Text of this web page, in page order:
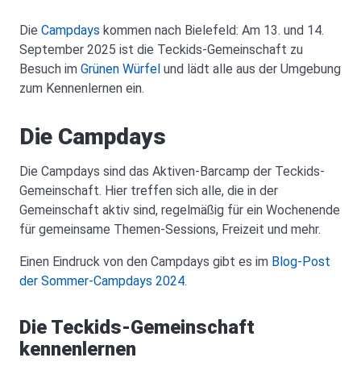
Die Campdays kommen nach Bielefeld: Am 13. und 14.
September 2025 ist die Teckids-Gemeinschaft zu
Besuch im Grünen Würfel und lädt alle aus der Umgebung
zum Kennenlernen ein.
Die Campdays
Die Campdays sind das Aktiven-Barcamp der Teckids-
Gemeinschaft. Hier treffen sich alle, die in der
Gemeinschaft aktiv sind, regelmäßig für ein Wochenende
für gemeinsame Themen-Sessions, Freizeit und mehr.
Einen Eindruck von den Campdays gibt es im Blog-Post
der Sommer-Campdays 2024.
Die Teckids-Gemeinschaft
kennenlernen